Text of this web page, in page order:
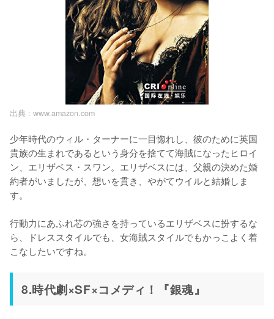
出典 : www.amazon.com
少年時代のウィル・ターナーに一目惚れし、彼のために英国
貴族の生まれであるという身分を捨てて海賊になったヒロイ
ン、エリザベス・スワン。エリザベスには、父親の決めた婚
約者がいましたが、想いを貫き、やがてウイルと結婚しま
す。
行動力にあふれ芯の強さを持っているエリザベスに扮するな
ら、ドレススタイルでも、女海賊スタイルでもかっこよく着
こなしたいですね。
8.時代劇×SF×コメディ！『銀魂』